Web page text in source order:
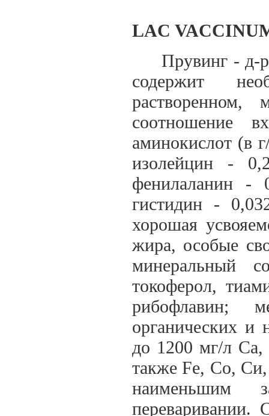
LAC
Прувинг - д-р
содержит
растворенном,
соотношение
аминокислот (в
изолейцин -
фенилаланин -
гистидин -
хорошая
жира, особые
минеральный
токоферол,
рибофлавин;
органических и
до 1200 мг/л
также Fe, Со,
наименьшим